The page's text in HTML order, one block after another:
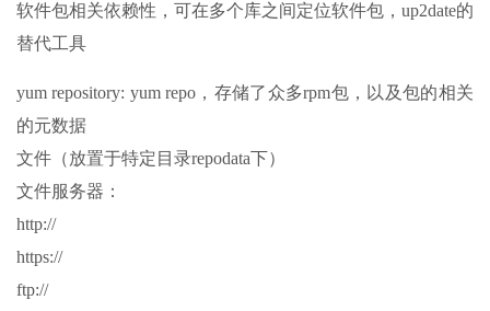
软件包相关依赖性，可在多个库之间定位软件包，up2date的
替代工具
yum repository: yum repo，存储了众多rpm包，以及包的相关
的元数据
文件（放置于特定目录repodata下）
文件服务器：
http://
https://
ftp://